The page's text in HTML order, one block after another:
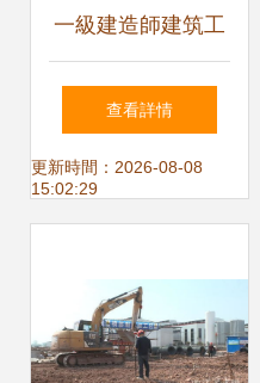
一級建造師建筑工
程技術 基坑支護施
工要點詳解
查看詳情
更新時間：2026-08-08
15:02:29